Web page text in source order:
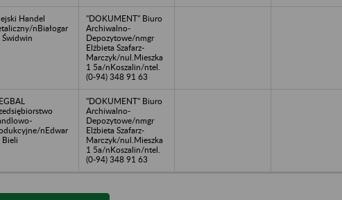
Handel
nBiałogar
Świdwin
"DOKUMENT" Biuro
Archiwalno-
Depozytowe/nmgr
Elżbieta Szafarz-
Marczyk/nul.Mieszka
1 5a/nKoszalin/ntel.
(0-94) 348 91 63
nEdwar
Bieli
"DOKUMENT" Biuro
Archiwalno-
Depozytowe/nmgr
Elżbieta Szafarz-
Marczyk/nul.Mieszka
1 5a/nKoszalin/ntel.
(0-94) 348 91 63